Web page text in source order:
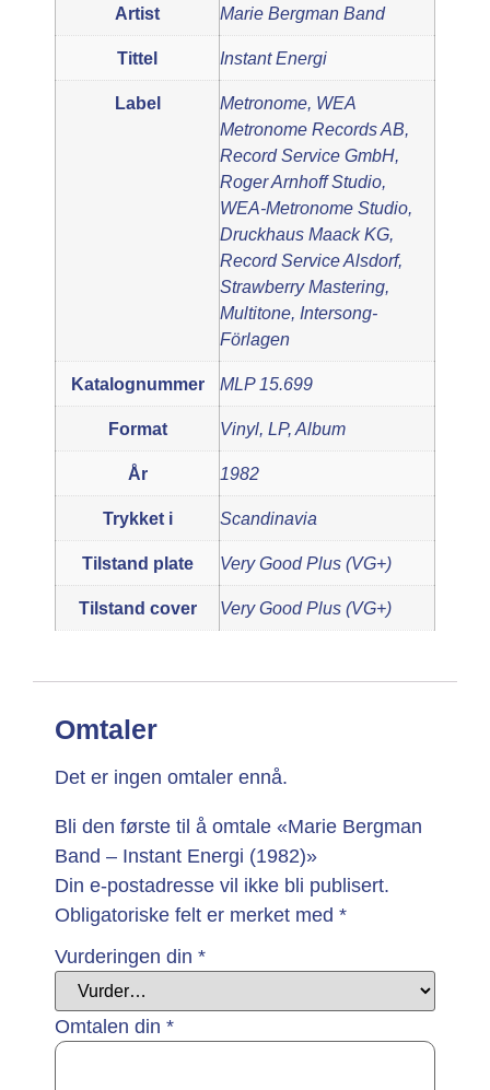
Artist Marie Bergman Band
Tittel Instant Energi
Label
Metronome, WEA
Metronome Records AB,
Record Service GmbH,
Roger Arnhoff Studio,
WEA-Metronome Studio,
Druckhaus Maack KG,
Record Service Alsdorf,
Strawberry Mastering,
Multitone, Intersong-
Förlagen
Katalognummer MLP 15.699
Format Vinyl, LP, Album
År 1982
Trykket i Scandinavia
Tilstand plate Very Good Plus (VG+)
Tilstand cover Very Good Plus (VG+)
Omtaler
Det er ingen omtaler ennå.
Bli den første til å omtale «Marie Bergman
Band – Instant Energi (1982)»
Din e-postadresse vil ikke bli publisert.
Obligatoriske felt er merket med *
Vurderingen din *
Omtalen din *